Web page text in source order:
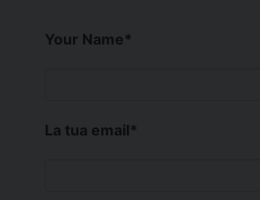
Your Name*
La tua email*